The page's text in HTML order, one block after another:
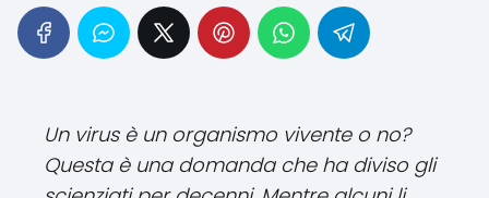
Un virus è un organismo vivente o no?
Questa è una domanda che ha diviso gli